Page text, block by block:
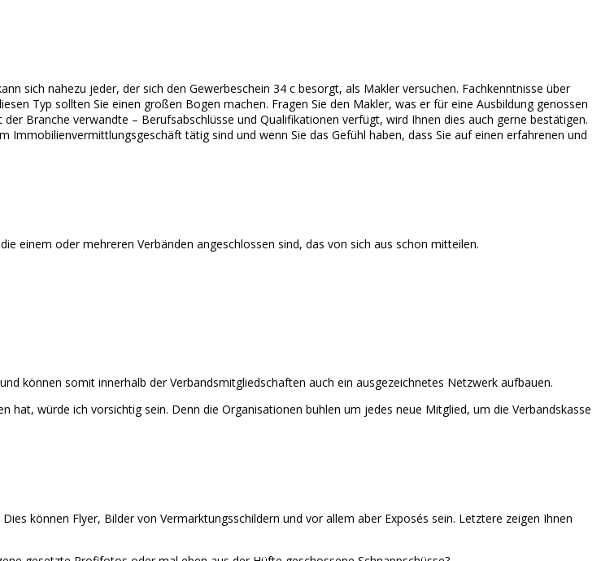
sich nahezu jeder, der sich den Gewerbeschein 34 c besorgt, als Makler versuchen. Fachkenntnisse über
Typ sollten Sie einen großen Bogen machen. Fragen Sie den Makler, was er für eine Ausbildung genossen
Branche verwandte – Berufsabschlüsse und Qualifikationen verfügt, wird Ihnen dies auch gerne bestätigen.
Immobilienvermittlungsgeschäft tätig sind und wenn Sie das Gefühl haben, dass Sie auf einen erfahrenen und
einem oder mehreren Verbänden angeschlossen sind, das von sich aus schon mitteilen.
können somit innerhalb der Verbandsmitgliedschaften auch ein ausgezeichnetes Netzwerk aufbauen.
würde ich vorsichtig sein. Denn die Organisationen buhlen um jedes neue Mitglied, um die Verbandskasse
können Flyer, Bilder von Vermarktungsschildern und vor allem aber Exposés sein. Letztere zeigen Ihnen